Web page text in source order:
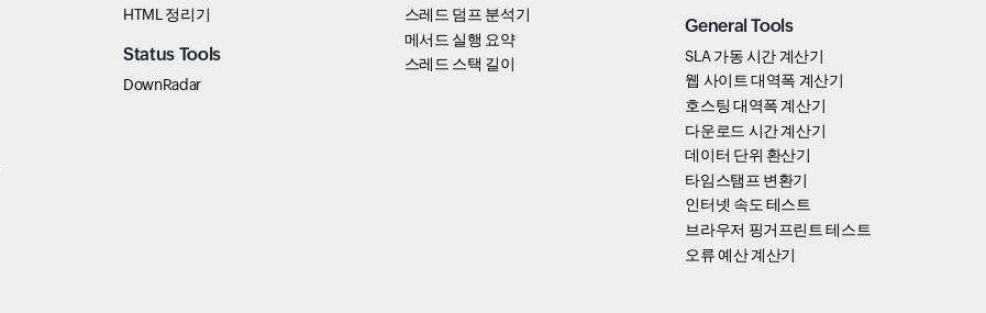
HTML 정리기
Status Tools
DownRadar
스레드 덤프 분석기
메서드 실행 요약
스레드 스택 길이
General Tools
SLA 가동 시간 계산기
웹 사이트 대역폭 계산기
호스팅 대역폭 계산기
다운로드 시간 계산기
데이터 단위 환산기
타임스탬프 변환기
인터넷 속도 테스트
브라우저 핑거프린트 테스트
오류 예산 계산기